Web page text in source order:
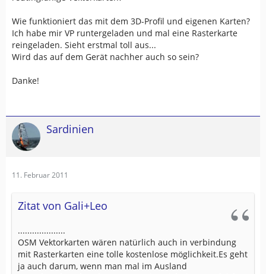
Wie funktioniert das mit dem 3D-Profil und eigenen Karten?
Ich habe mir VP runtergeladen und mal eine Rasterkarte
reingeladen. Sieht erstmal toll aus...
Wird das auf dem Gerät nachher auch so sein?
Danke!
Sardinien
11. Februar 2011
Zitat von Gali+Leo
....................
OSM Vektorkarten wären natürlich auch in verbindung
mit Rasterkarten eine tolle kostenlose möglichkeit.Es geht
ja auch darum, wenn man mal im Ausland